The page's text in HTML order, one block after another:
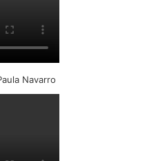
Navarro